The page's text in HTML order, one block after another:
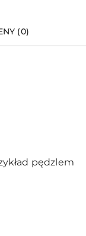
(0)
pędzlem